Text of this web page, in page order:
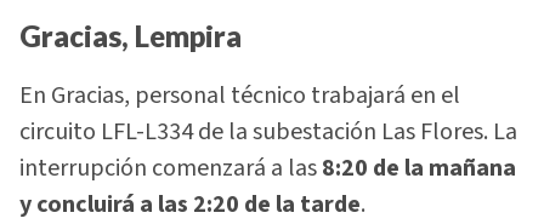
Gracias, Lempira
En Gracias, personal técnico trabajará en el
circuito LFL-L334 de la subestación Las Flores. La
interrupción comenzará a las8:20 de la mañana
y concluirá a las 2:20 de la tarde.